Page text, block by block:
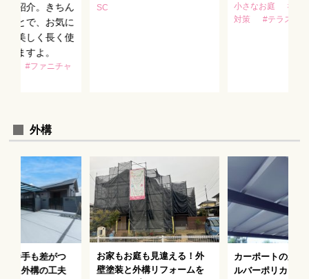
ご紹介。きちん
ことで、お気に
を美しく長く使
きますよ。
#ファニチャ
SC
小さなお庭
#プ
対策
#テラス
外構
い勝手も差がつ
いた外構の工夫
お家もお庭も見違える！外
壁塗装と外構リフォームを
カーポートの新定
ルバーポリカ」で